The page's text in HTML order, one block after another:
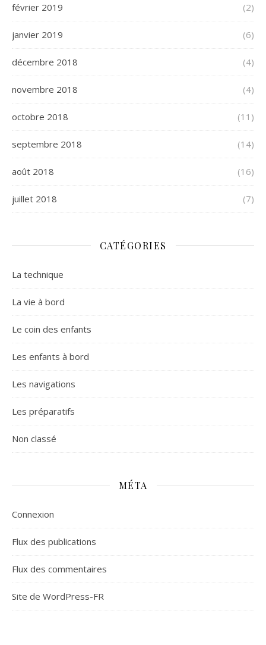
février 2019 (2)
janvier 2019 (6)
décembre 2018 (4)
novembre 2018 (4)
octobre 2018 (11)
septembre 2018 (14)
août 2018 (16)
juillet 2018 (7)
CATÉGORIES
La technique
La vie à bord
Le coin des enfants
Les enfants à bord
Les navigations
Les préparatifs
Non classé
MÉTA
Connexion
Flux des publications
Flux des commentaires
Site de WordPress-FR